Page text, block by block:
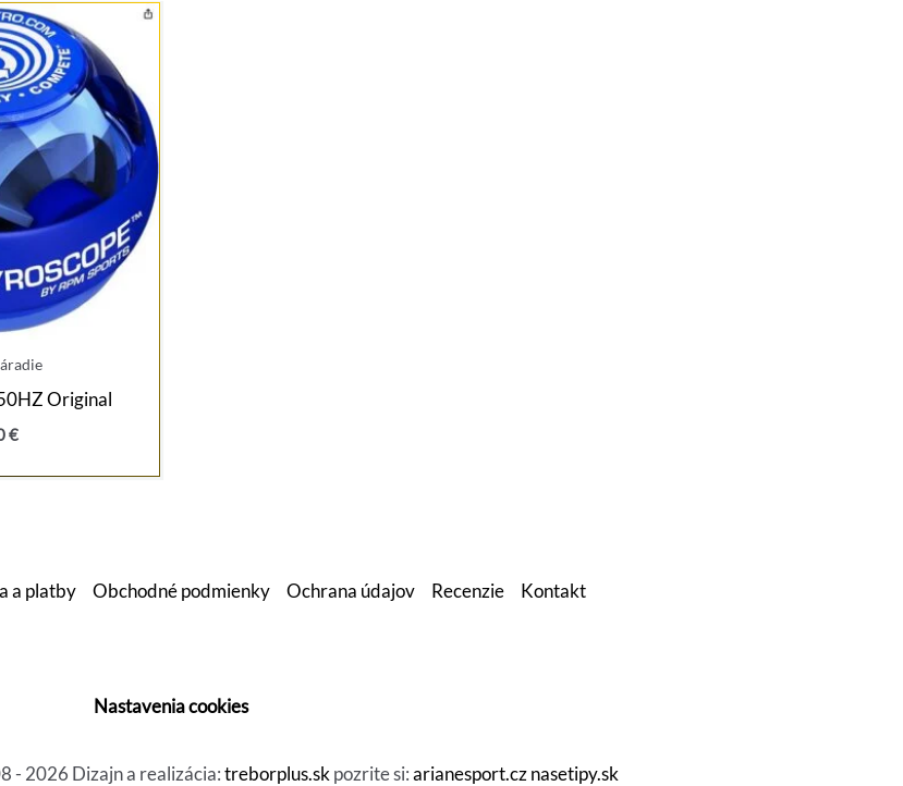
Original
€
a platby Obchodné podmienky Ochrana údajov Recenzie Kontakt
Nastavenia cookies
- 2026 Dizajn a realizácia:treborplus.skpozrite si:arianesport.cznasetipy.sk